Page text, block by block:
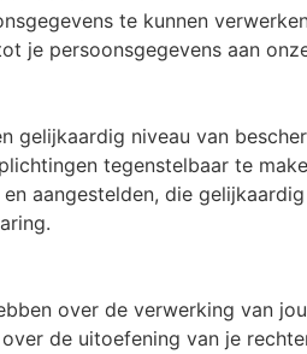
te kunnen
je persoonsgegevens aan
gelijkaardig niveau van
tegenstelbaar te
aangestelden, die
over de verwerking van
de uitoefening van je